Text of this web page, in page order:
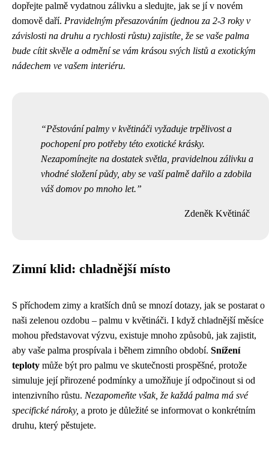
dopřejte palmě vydatnou zálivku a sledujte, jak se jí v novém
domově daří. Pravidelným přesazováním (jednou za 2-3 roky v
závislosti na druhu a rychlosti růstu) zajistíte, že se vaše palma
bude cítit skvěle a odmění se vám krásou svých listů a exotickým
nádechem ve vašem interiéru.
Pěstování palmy v květináči vyžaduje trpělivost a
pochopení pro potřeby této exotické krásky.
Nezapomínejte na dostatek světla, pravidelnou zálivku a
vhodné složení půdy, aby se vaší palmě dařilo a zdobila
váš domov po mnoho let.
Zdeněk Květináč
Zimní klid: chladnější místo
S příchodem zimy a kratších dnů se mnozí dotazy, jak se postarat o
naši zelenou ozdobu – palmu v květináči. I když chladnější měsíce
mohou představovat výzvu, existuje mnoho způsobů, jak zajistit,
aby vaše palma prospívala i během zimního období. Snížení
teploty může být pro palmu ve skutečnosti prospěšné, protože
simuluje její přirozené podmínky a umožňuje jí odpočinout si od
intenzivního růstu. Nezapomeňte však, že každá palma má své
specifické nároky, a proto je důležité se informovat o konkrétním
druhu, který pěstujete.